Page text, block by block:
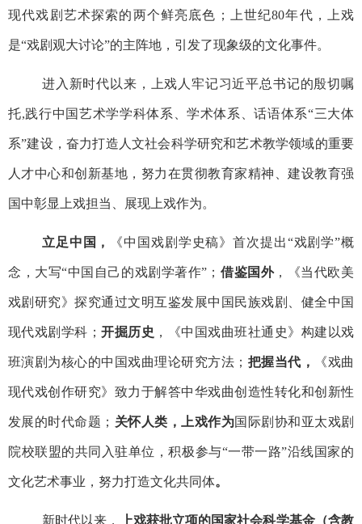
现代戏剧艺术探索的两个鲜亮底色；上世纪80年代，上戏
是“戏剧观大讨论”的主阵地，引发了现象级的文化事件。
进入新时代以来，上戏人牢记习近平总书记的殷切嘱
托,践行中国艺术学学科体系、学术体系、话语体系“三大体
系”建设，奋力打造人文社会科学研究和艺术教学领域的重要
人才中心和创新基地，努力在贯彻教育家精神、建设教育强
国中彰显上戏担当、展现上戏作为。
立足中国， 《中国戏剧学史稿》首次提出“戏剧学”概
念，大写“中国自己的戏剧学著作”； 借鉴国外，《当代欧美
戏剧研究》探究通过文明互鉴发展中国民族戏剧、健全中国
现代戏剧学科； 开掘历史 ，《中国戏曲班社通史》构建以戏
班演剧为核心的中国戏曲理论研究方法； 把握当代， 《戏曲
现代戏创作研究》致力于解答中华戏曲创造性转化和创新性
发展的时代命题； 关怀人类，上戏作为国际剧协和亚太戏剧
院校联盟的共同入驻单位，积极参与“一带一路”沿线国家的
文化艺术事业，努力打造文化共同体。
新时代以来， 上戏获批立项的国家社会科学基金（含教